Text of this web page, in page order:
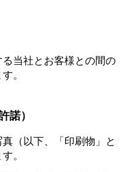
当社とお客様との間の
。
諾）
（以下、「印刷物」と
。